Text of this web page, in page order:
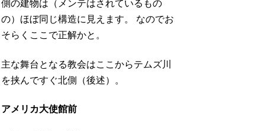
側の建物は（メンテはされているもの
の）ほぼ同じ構造に見えます。 なのでお
そらくここで正解かと。
主な舞台となる教会はここからテムズ川
を挟んですぐ北側（後述）。
アメリカ大使館前